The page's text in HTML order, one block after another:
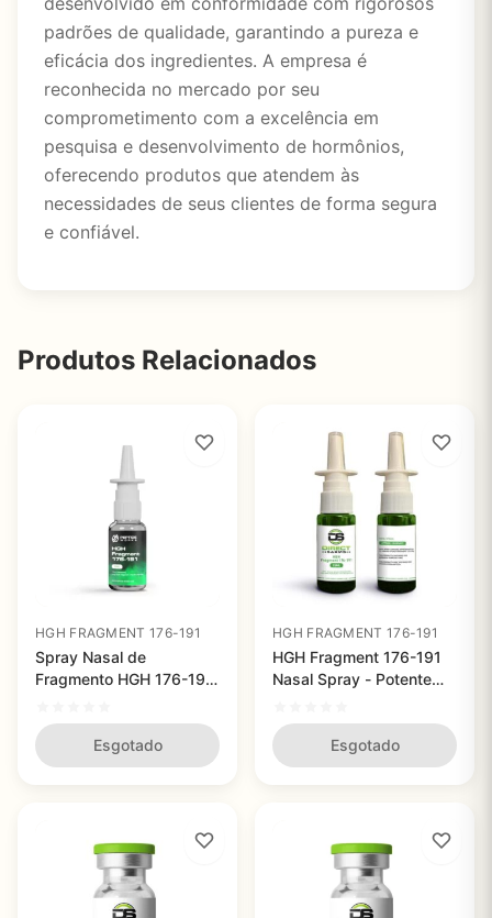
padrões de qualidade, garantindo a pureza e
eficácia dos ingredientes. A empresa é
reconhecida no mercado por seu
comprometimento com a excelência em
pesquisa e desenvolvimento de hormônios,
oferecendo produtos que atendem às
necessidades de seus clientes de forma segura
e confiável.
Produtos Relacionados
HGH FRAGMENT 176-191
Spray Nasal de
Fragmento HGH 176-191
Perda de Gordura Sem
Efeitos Colaterais
Esgotado
HGH FRAGMENT 176-191
HGH Fragment 176-191
Nasal Spray - Potente
Sem Efeitos Colaterais
Esgotado